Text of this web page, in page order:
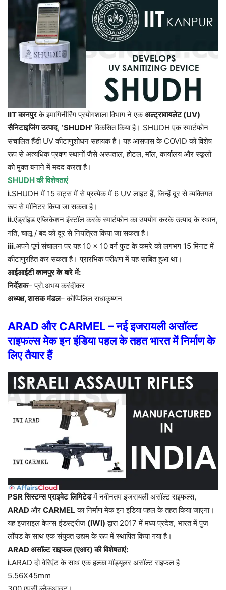
IITकानपुर के इमागिनीरिंग प्रयोगशाला विभाग ने एक अल्ट्रावायलेट(UV)
सैनिटाइजिंग उत्पाद, ‘SHUDH’ विकसित किया है। SHUDHएक स्मार्टफोन
संचालित हैंडीUVकीटाणुशोधन सहायक है। यह आसपास केCOVIDको विशेष
रूप से अत्यधिक प्रवण स्थानों जैसे अस्पताल,होटल,मॉल,कार्यालय और स्कूलों
को मुक्त बनाने में मदद करता है।
SHUDHकी विशेषताएं
i.SHUDHमें 15वाट्स में से प्रत्येक में 6 UVलाइट हैं,जिन्हें दूर से व्यक्तिगत
रूप से मॉनिटर किया जा सकता है।
ii.एंड्रॉइड एप्लिकेशन इंस्टॉल करके स्मार्टफोन का उपयोग करके उत्पाद के स्थान,
गति,चालू/बंद को दूर से नियंत्रित किया जा सकता है।
iii.अपने पूर्ण संचालन पर यह10 × 10वर्ग फुट के कमरे को लगभग 15मिनट में
कीटाणुरहित कर सकता है। प्रारंभिक परीक्षण में यह साबित हुआ था।
आईआईटी कानपुर के बारे में:
निर्देशक–प्रो.अभय करंदीकर
अध्यक्ष,शासक मंडल–कोप्पिलिल राधाकृष्णन
ARAD औरCARMEL –नईइजरायलीअसॉल्ट
राइफल्समेकइनइंडियापहलकेतहतभारतमेंनिर्माणके
लिएतैयारहैं
PSRसिस्टम्स प्राइवेट लिमिटेड में नवीनतम इजरायली असॉल्ट राइफल्स,
ARAD और CARMEL का निर्माण मेक इन इंडिया पहल के तहत किया जाएगा।
यह इज़राइल वेपन्स इंडस्ट्रीज (IWI) द्वारा2017में मध्य प्रदेश, भारत में पुंज
लॉयड के साथ एक संयुक्त उद्यम के रूप में स्थापित किया गया है।
ARAD असॉल्ट राइफल(एआर)की विशेषताएं:
i.ARADदो वेरिएंट के साथ एक हल्का मॉड्यूलर असॉल्ट राइफल है
5.56X45mm